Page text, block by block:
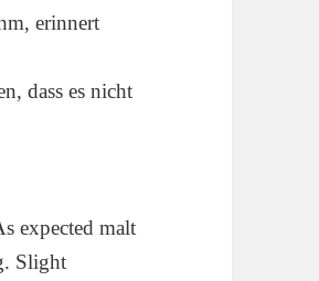
erinnert
dass es nicht
expected malt
Slight